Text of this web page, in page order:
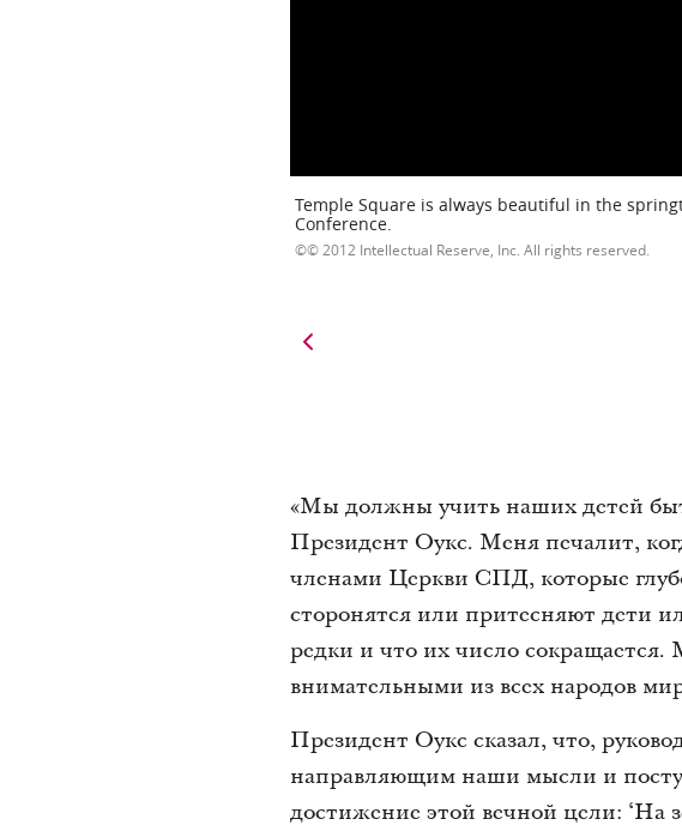
Temple Square is always beautiful in the
Conference.
© 2012 Intellectual Reserve, Inc. All rights reserved.
«Мы должны учить наших детей
Президент Оукс. Меня печалит,
членами Церкви СПД, которые
сторонятся или притесняют дети
редки и что их число
внимательными из всех народов
Президент Оукс сказал, что,
направляющим наши мысли и
достижение этой вечной цели: ‘На